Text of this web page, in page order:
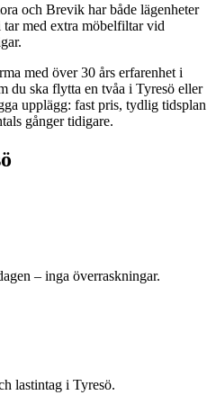
och Brevik har både lägenheter
med extra möbelfiltar vid
med över 30 års erfarenhet i
du ska flytta en tvåa i Tyresö eller
upplägg: fast pris, tydlig tidsplan
gånger tidigare.
– inga överraskningar.
lastintag i Tyresö.